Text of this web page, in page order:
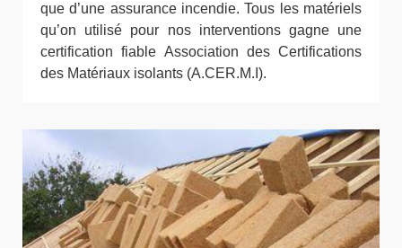
que d’une assurance incendie. Tous les matériels
qu’on utilisé pour nos interventions gagne une
certification fiable Association des Certifications
des Matériaux isolants (A.CER.M.I).